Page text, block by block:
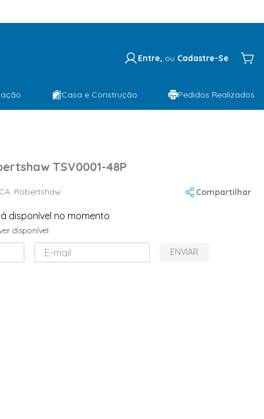
Entre, ou Cadastre-Se
Casa e Construção Pedidos Realizados
TSV0001-48P
Robertshaw Compartilhar
disponível no momento
disponível
ENVIAR